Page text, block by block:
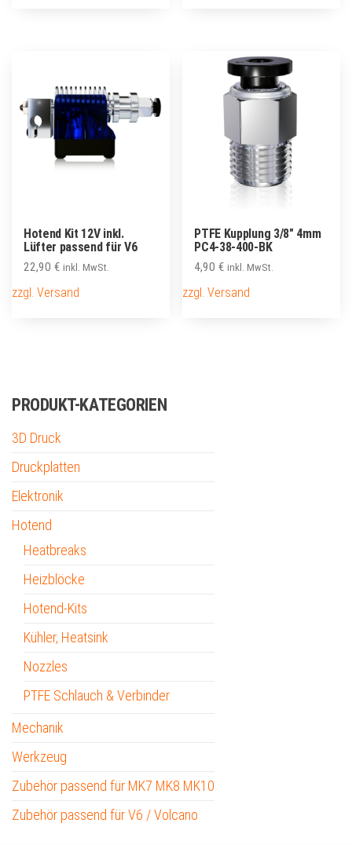
Hotend Kit 12V inkl.
Lüfter passend für V6
22,90 € inkl. MwSt.
zzgl. Versand
PTFE Kupplung 3/8″ 4mm
PC4-38-400-BK
4,90€ inkl. MwSt.
zzgl. Versand
PRODUKT-KATEGORIEN
3D Druck
Druckplatten
Elektronik
Hotend
Heatbreaks
Heizblöcke
Hotend-Kits
Kühler, Heatsink
Nozzles
PTFE Schlauch & Verbinder
Mechanik
Werkzeug
Zubehör passend für MK7 MK8 MK10
Zubehör passend für V6 / Volcano